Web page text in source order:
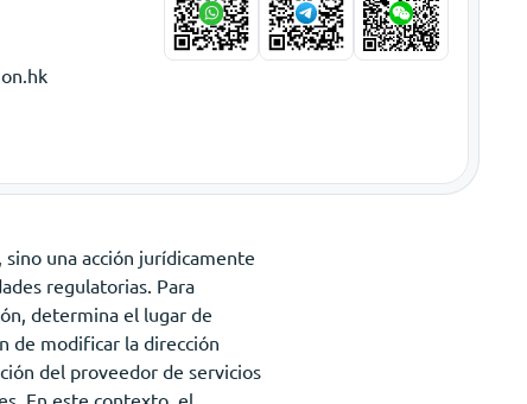
una acción jurídicamente
regulatorias. Para
determina el lugar de
de modificar la dirección
del proveedor de servicios
En este contexto, el